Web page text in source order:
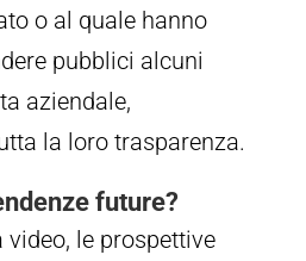
o al quale hanno
pubblici alcuni
aziendale,
la loro trasparenza.
future?
le prospettive